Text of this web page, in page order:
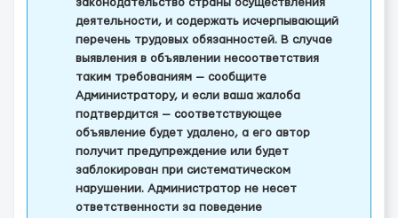
законодательство страны осуществления
деятельности, и содержать исчерпывающий
перечень трудовых обязанностей. В случае
выявления в объявлении несоответствия
таким требованиям — сообщите
Администратору, и если ваша жалоба
подтвердится — соответствующее
объявление будет удалено, а его автор
получит предупреждение или будет
заблокирован при систематическом
нарушении. Администратор не несет
ответственности за поведение